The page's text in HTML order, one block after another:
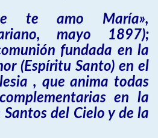
te amo María»,
mayo 1897);
fundada en la
(Espíritu Santo) en el
, que anima todas
en la
del Cielo y de la